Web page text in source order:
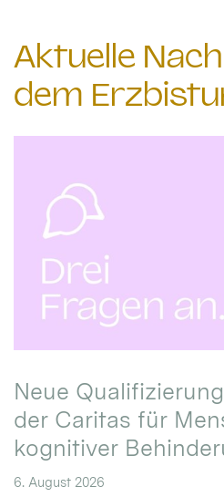
Aktuelle
dem
Neue
der Caritas für
kognitiver
6. August 2026